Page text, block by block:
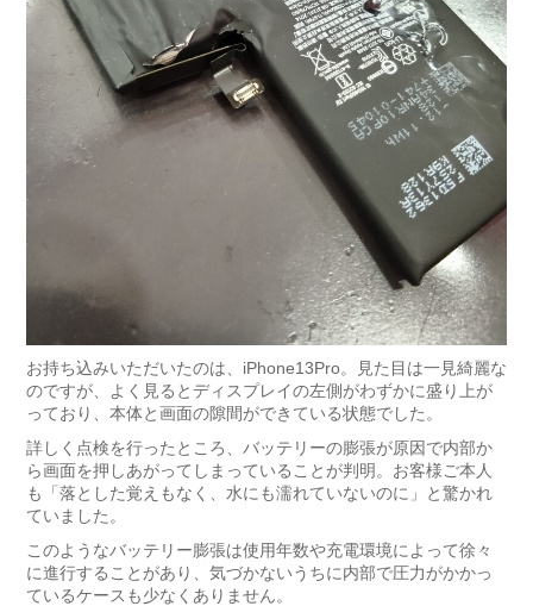
お持ち込みいただいたのは、iPhone13Pro。見た目は一見綺麗な
のですが、よく見るとディスプレイの左側がわずかに盛り上が
っており、本体と画面の隙間ができている状態でした。
詳しく点検を行ったところ、バッテリーの膨張が原因で内部か
ら画面を押しあがってしまっていることが判明。お客様ご本人
も「落とした覚えもなく、水にも濡れていないのに」と驚かれ
ていました。
このようなバッテリー膨張は使用年数や充電環境によって徐々
に進行することがあり、気づかないうちに内部で圧力がかかっ
ているケースも少なくありません。